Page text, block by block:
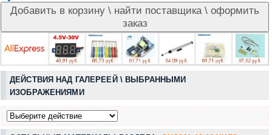
ДЕЙСТВИЯ НАД ГАЛЕРЕЕЙ \ ВЫБРАННЫМИ
ИЗОБРАЖЕНИЯМИ